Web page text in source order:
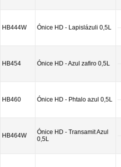
HB444W Ónice HD - Lapislázuli 0,5L
HB454 Ónice HD - Azul zafiro 0,5L
HB460 Ónice HD - Phtalo azul 0,5L
HB464W
Ónice HD - Transamit Azul
0,5L